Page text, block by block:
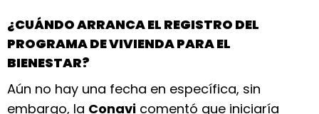
¿CUÁNDO ARRANCA EL REGISTRO DEL
PROGRAMA DE VIVIENDA PARA EL
BIENESTAR?
Aún no hay una fecha en específica, sin
embargo, la Conavi comentó que iniciaría